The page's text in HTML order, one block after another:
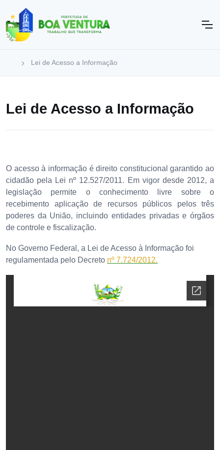
Lei de Acesso a Informação
Lei de Acesso a Informação
O acesso à informação é direito constitucional garantido ao
cidadão pela Lei nº 12.527/2011. Em vigor desde 2012, a
legislação permite o conhecimento livre sobre o
recebimento aplicação de recursos públicos pelos três
poderes da União, incluindo entidades privadas e órgãos
de controle e fiscalização.
No Governo Federal, a Lei de Acesso à Informação foi
regulamentada pelo Decreto nº 7.724/2012.